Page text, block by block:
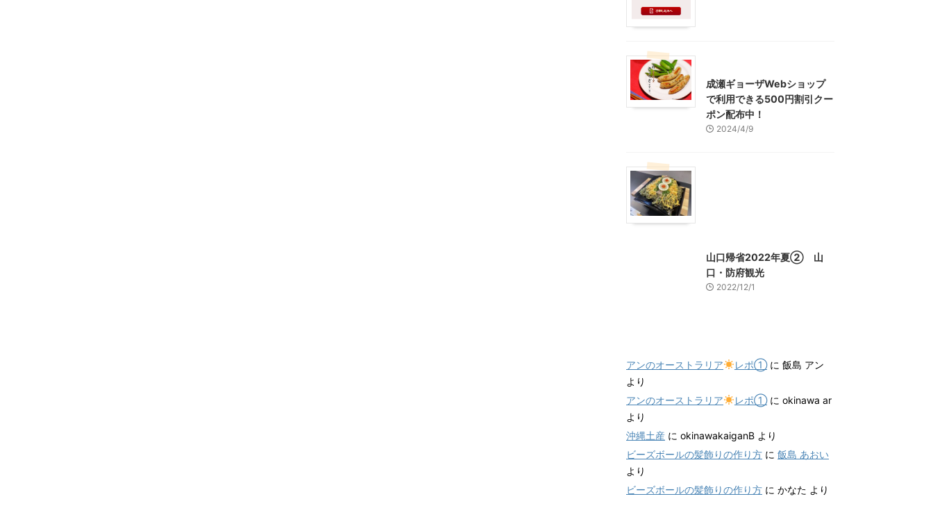
成瀬ギョーザWebショップ
で利用できる500円割引クー
ポン配布中！
2024/4/9
山口帰省2022年夏② 山
口・防府観光
2022/12/1
アンのオーストラリア レポ①に 飯島 アン
より
アンのオーストラリア
レポ①に okinawa ar
より
沖縄土産 に okinawakaiganB より
ビーズボールの髪飾りの作り方 に 飯島 あおい
より
ビーズボールの髪飾りの作り方 に かなた より